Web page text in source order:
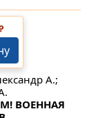
А.;
ВОЕННАЯ